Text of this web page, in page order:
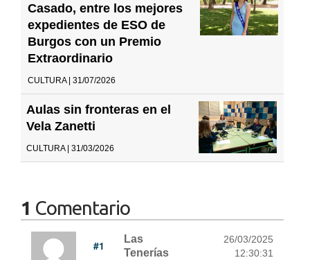
Casado, entre los mejores
expedientes de ESO de
Burgos con un Premio
Extraordinario
CULTURA | 31/07/2026
Aulas sin fronteras en el
Vela Zanetti
CULTURA | 31/03/2026
1 Comentario
#1
Las
Tenerías
26/03/2025
12:30:31